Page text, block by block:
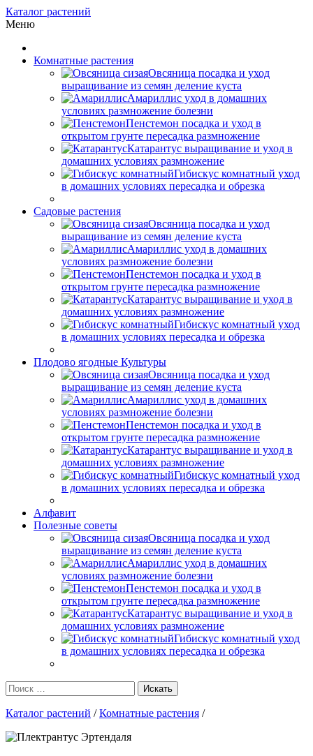
Каталог растений
Меню
Комнатные растения
Овсяница посадка и уход
выращивание из семян деление куста
Амариллис уход в домашних
условиях размножение болезни
Пенстемон посадка и уход в
открытом грунте пересадка размножение
Катарантус выращивание и уход в
домашних условиях размножение
Гибискус комнатный уход
в домашних условиях пересадка и обрезка
Садовые растения
Овсяница посадка и уход
выращивание из семян деление куста
Амариллис уход в домашних
условиях размножение болезни
Пенстемон посадка и уход в
открытом грунте пересадка размножение
Катарантус выращивание и уход в
домашних условиях размножение
Гибискус комнатный уход
в домашних условиях пересадка и обрезка
Плодово ягодные Культуры
Овсяница посадка и уход
выращивание из семян деление куста
Амариллис уход в домашних
условиях размножение болезни
Пенстемон посадка и уход в
открытом грунте пересадка размножение
Катарантус выращивание и уход в
домашних условиях размножение
Гибискус комнатный уход
в домашних условиях пересадка и обрезка
Алфавит
Полезные советы
Овсяница посадка и уход
выращивание из семян деление куста
Амариллис уход в домашних
условиях размножение болезни
Пенстемон посадка и уход в
открытом грунте пересадка размножение
Катарантус выращивание и уход в
домашних условиях размножение
Гибискус комнатный уход
в домашних условиях пересадка и обрезка
Каталог растений /Комнатные растения /